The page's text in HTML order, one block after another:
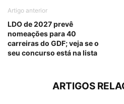
Artigo anterior
LDO de 2027 prevê
nomeações para 40
carreiras do GDF; veja se o
seu concurso está na lista
ARTIGOS